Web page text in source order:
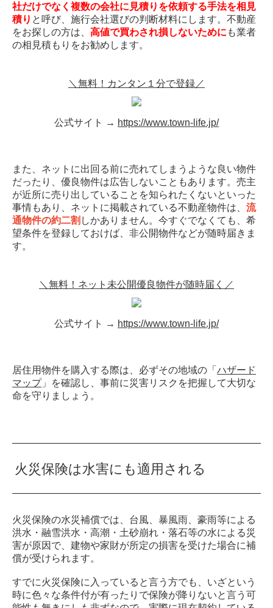
社だけでなく複数の会社に見積りを依頼する手法を相見
積り と呼び、施行会社選びの判断材料にします。不動産
をお探しの方は、 高値で買わされ損しないために も業者
の相見積もりをお勧めします。
＼無料！カンタン１分で登録／
公式サイト → https://www.town-life.jp/
また、ネットに出回る前に売れてしまうような良い物件
だったり、優良物件は広告しないこともあります。売主
が近所に売り出していることを知られたくないといった
事情もあり、ネットに掲載されている不動産物件は、 流
通物件の約二割 しかありません。今すぐでなくても、希
望条件を登録しておけば、非公開物件などが随時届きま
す。
＼無料！ネット未公開優良物件が随時届く／
公式サイト → https://www.town-life.jp/
居住用物件を購入する際は、必ずその地域の「 ハザード
マップ」を確認し、事前に災害リスクを把握して大切な
命を守りましょう。
火災保険は水害にも適用される
火災保険の水災補償では、台風、暴風雨、豪雨等による
洪水・融雪洪水・高潮・土砂崩れ・落石等の水による災
害が原因で、建物や家財が所定の損害を受けた場合に補
償が受けられます。
すでに火災保険に入っていると言う方でも、いざという
時に色々な条件付が有ったりで保険が降りないと言う可